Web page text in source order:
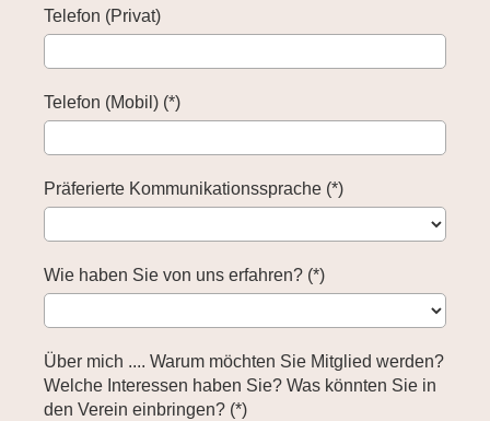
Telefon (Privat)
Telefon (Mobil) (*)
Präferierte Kommunikationssprache (*)
Wie haben Sie von uns erfahren? (*)
Über mich .... Warum möchten Sie Mitglied werden?
Welche Interessen haben Sie? Was könnten Sie in
den Verein einbringen? (*)